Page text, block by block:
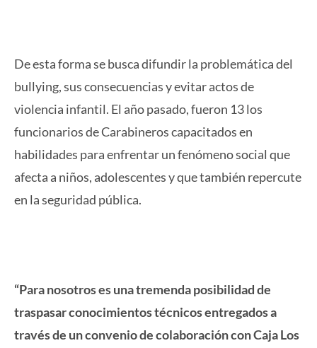
De esta forma se busca difundir la problemática del
bullying, sus consecuencias y evitar actos de
violencia infantil. El año pasado, fueron 13 los
funcionarios de Carabineros capacitados en
habilidades para enfrentar un fenómeno social que
afecta a niños, adolescentes y que también repercute
en la seguridad pública.
“Para nosotros es una tremenda posibilidad de
traspasar conocimientos técnicos entregados a
través de un convenio de colaboración con Caja Los